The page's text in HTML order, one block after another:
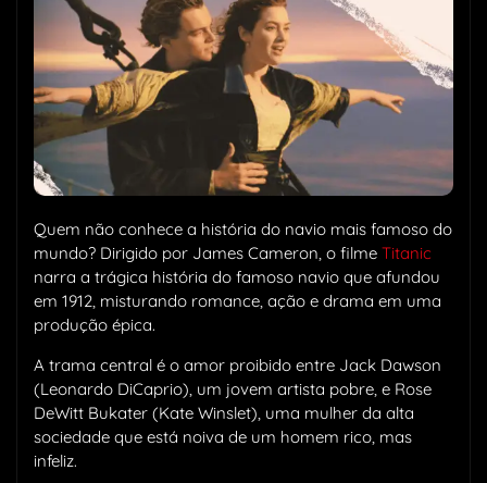
Quem não conhece a história do navio mais famoso do
mundo? Dirigido por James Cameron, o filme Titanic
narra a trágica história do famoso navio que afundou
em 1912, misturando romance, ação e drama em uma
produção épica.
A trama central é o amor proibido entre Jack Dawson
(Leonardo DiCaprio), um jovem artista pobre, e Rose
DeWitt Bukater (Kate Winslet), uma mulher da alta
sociedade que está noiva de um homem rico, mas
infeliz.